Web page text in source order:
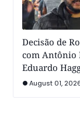
Decisão de
com Antônio
Eduardo
August 01,